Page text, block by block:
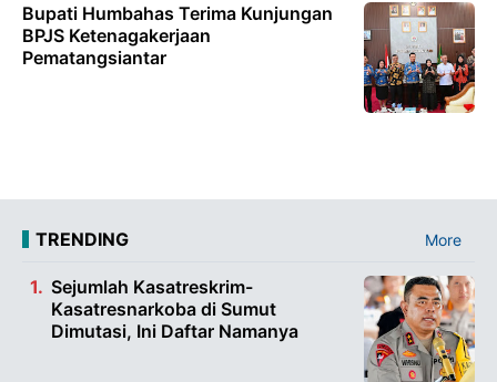
Bupati Humbahas Terima Kunjungan
BPJS Ketenagakerjaan
Pematangsiantar
TRENDING More
Sejumlah Kasatreskrim-
Kasatresnarkoba di Sumut
Dimutasi, Ini Daftar Namanya